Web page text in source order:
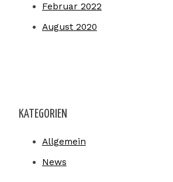
Februar 2022
August 2020
KATEGORIEN
Allgemein
News